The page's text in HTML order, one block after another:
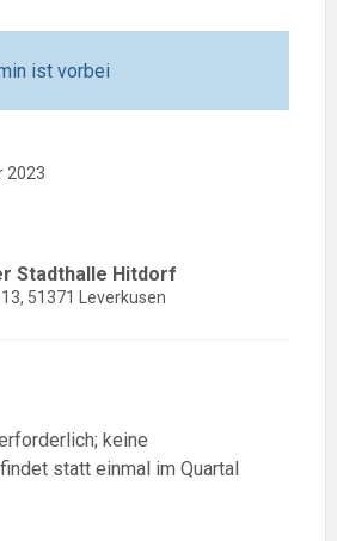
ist vorbei
2023
Stadthalle Hitdorf
51371 Leverkusen
keine
statt einmal im Quartal